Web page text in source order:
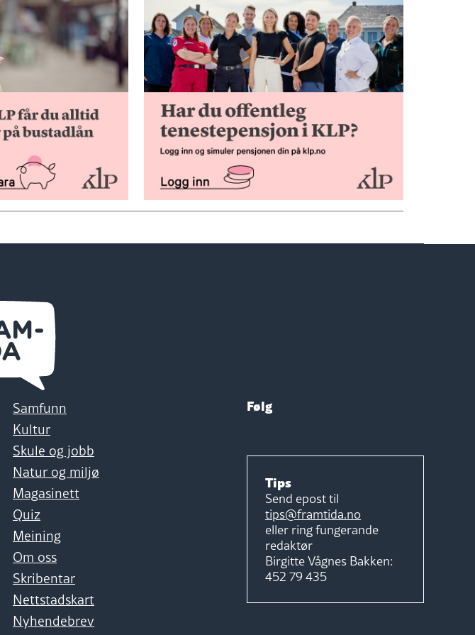
Samfunn
Kultur
Skule og jobb
Natur og miljø
Magasinett
Quiz
Meining
Om oss
Skribentar
Nettstadskart
Nyhendebrev
Følg
Tips
Send epost til
tips@framtida.no
eller ring fungerande
redaktør
Birgitte Vågnes Bakken:
452 79 435